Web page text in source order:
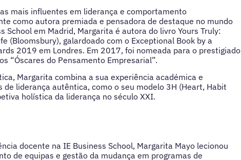
mais influentes em liderança e comportamento
como autora premiada e pensadora de destaque no mundo
School em Madrid, Margarita é autora do livro Yours Truly:
(Bloomsbury), galardoado com o Exceptional Book by a
2019 em Londres. Em 2017, foi nomeada para o prestigiado
“Óscares do Pensamento Empresarial”.
Margarita combina a sua experiência académica e
liderança autêntica, como o seu modelo 3H (Heart, Habit
holística da liderança no século XXI.
docente na IE Business School, Margarita Mayo lecionou
de equipas e gestão da mudança em programas de